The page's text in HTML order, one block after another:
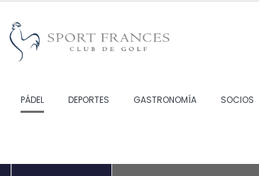
PÁDEL DEPORTES GASTRONOMÍA SOCIOS